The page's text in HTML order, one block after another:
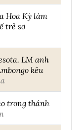
Hoa Kỳ làm
trẻ sơ
LM anh
kêu
trong thánh